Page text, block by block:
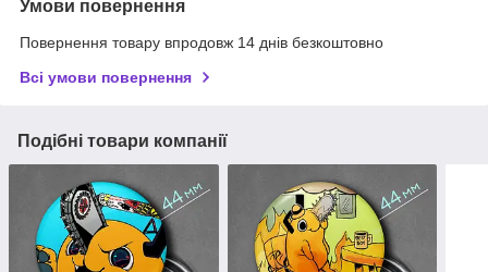
Умови повернення
Повернення товару впродовж 14 днів безкоштовно
Всі умови повернення
Подібні товари компанії